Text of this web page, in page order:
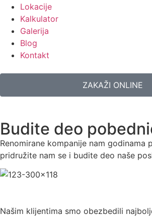
Lokacije
Kalkulator
Galerija
Blog
Kontakt
ZAKAŽI ONLINE
Budite deo
Renomirane kompanije nam godinama
pridružite nam se i budite deo naše
Našim klijentima smo obezbedili